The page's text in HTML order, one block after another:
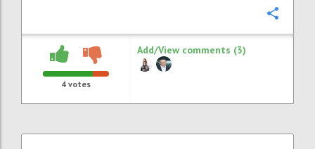
4 votes
Add/View comments (3)